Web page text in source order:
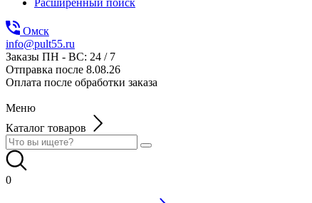
Расширенный поиск
Омск
info@pult55.ru
Заказы ПН - ВС: 24 / 7
Отправка после 8.08.26
Оплата после обработки заказа
Меню
Каталог товаров
0